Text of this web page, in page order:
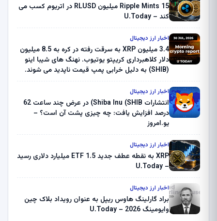
Ripple Mints 15 میلیون RLUSD در اتریوم کسب می
کند – U.Today
اخبار ارز دیجیتال
3.4 میلیون XRP به سرقت رفته در کره به 8.5 میلیون
دلار کلاهبرداری کریپتو یوتیوب. نهنگ های شیبا اینو
(SHIB) به دلیل خرابی پمپ قیمت ناپدید می شوند.
ثبت کرد – گزارش کریپتو صبح – U.Today
اخبار ارز دیجیتال
انتشارات Shiba Inu (SHIB) در عرض چند ساعت 62
درصد افزایش یافت: چه چیزی پشت آن است؟ –
یو.امروز
اخبار ارز دیجیتال
XRP به نقطه عطف جدید ETF 1.5 میلیارد دلاری رسید
– U.Today
اخبار ارز دیجیتال
براد گارلینگ هاوس ریپل به عنوان رویداد بلاک چین
وایومینگ 2026 – U.Today